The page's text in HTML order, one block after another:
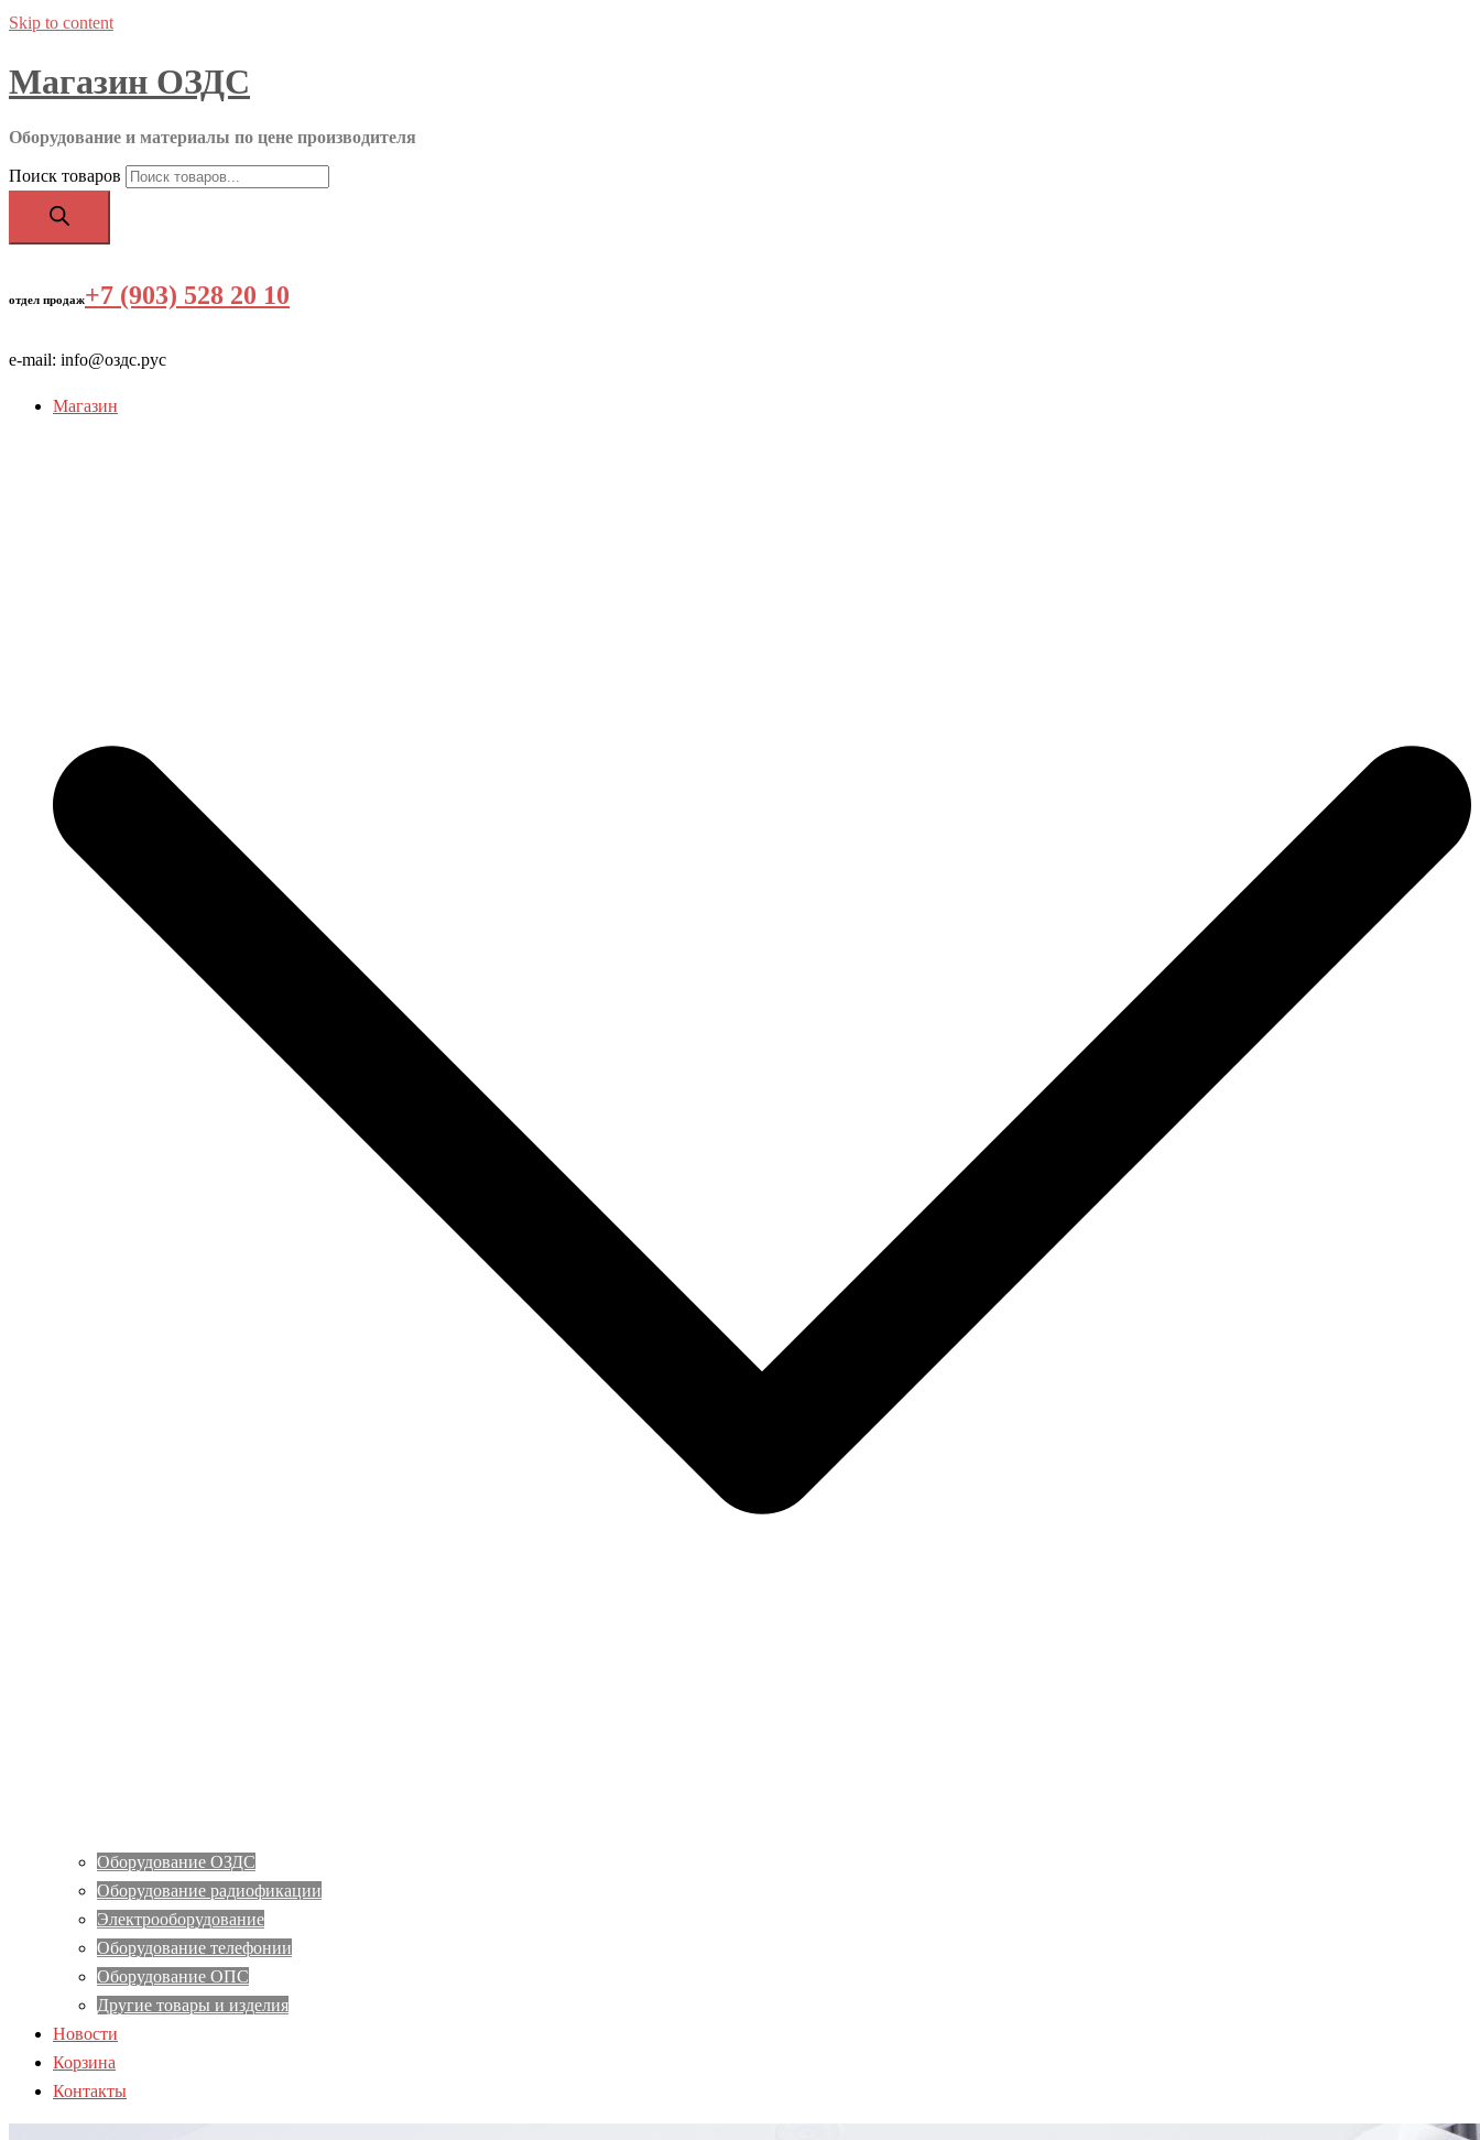
Skip to content
Магазин ОЗДС
Оборудование и материалы по цене производителя
Поиск товаров
отдел продаж+7 (903) 528 20 10
e-mail: info@оздс.рус
Магазин
Оборудование ОЗДС
Оборудование радиофикации
Электрооборудование
Оборудование телефонии
Оборудование ОПС
Другие товары и изделия
Новости
Корзина
Контакты